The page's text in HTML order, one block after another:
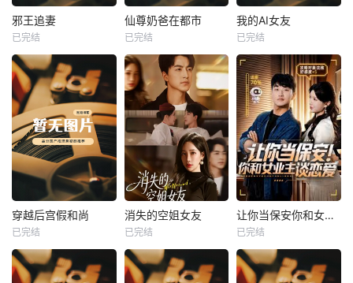
热播
邪王追妻
未知
邪王追妻
已完结
热播
未知
仙尊奶爸在都市
已完结
热播
我的AI女友
未知
我的AI女友
已完结
热播
未知
穿越后宫假和尚
已完结
热播
未知
消失的空姐女友
已完结
热播
未知
让你当保安你和女业主谈恋爱
已完结